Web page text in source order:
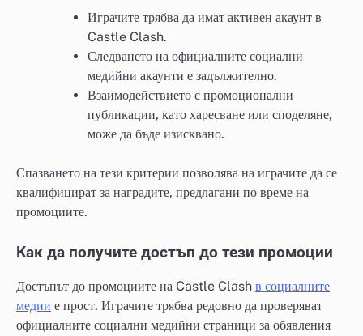
Играчите трябва да имат активен акаунт в
Castle Clash.
Следването на официалните социални
медийни акаунти е задължително.
Взаимодействието с промоционални
публикации, като харесване или споделяне,
може да бъде изисквано.
Спазването на тези критерии позволява на играчите да се
квалифицират за наградите, предлагани по време на
промоциите.
Как да получите достъп до тези промоции
Достъпът до промоциите на Castle Clash в социалните
медии е прост. Играчите трябва редовно да проверяват
официалните социални медийни страници за обявления